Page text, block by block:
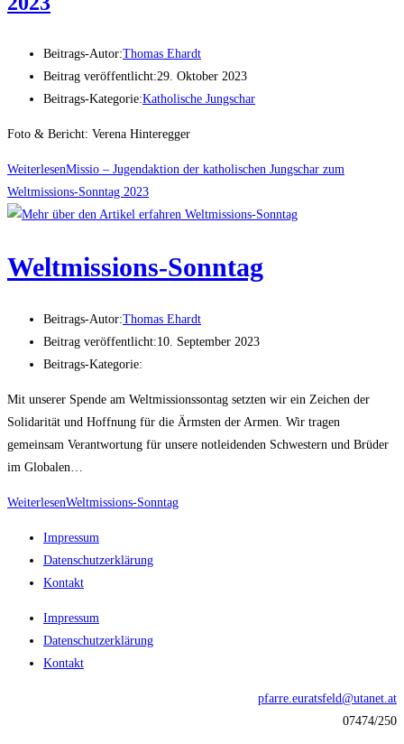
Beitrags-Autor:Thomas Ehardt
Beitrag veröffentlicht:29. Oktober 2023
Beitrags-Kategorie:Katholische Jungschar
Foto & Bericht: Verena Hinteregger
WeiterlesenMissio – Jugendaktion der katholischen Jungschar zum
Weltmissions-Sonntag 2023
Weltmissions-Sonntag
Beitrags-Autor:Thomas Ehardt
Beitrag veröffentlicht:10. September 2023
Beitrags-Kategorie:
Mit unserer Spende am Weltmissionssontag setzten wir ein Zeichen der
Solidarität und Hoffnung für die Ärmsten der Armen. Wir tragen
gemeinsam Verantwortung für unsere notleidenden Schwestern und Brüder
im Globalen…
WeiterlesenWeltmissions-Sonntag
Impressum
Datenschutzerklärung
Kontakt
Impressum
Datenschutzerklärung
Kontakt
pfarre.euratsfeld@utanet.at
07474/250